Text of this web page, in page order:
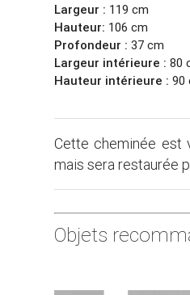
Largeur : 119 cm
Hauteur: 106 cm
Profondeur : 37 cm
Largeur intérieure :80
Hauteur intérieure :90
Cette cheminée est
mais sera restaurée
Objets